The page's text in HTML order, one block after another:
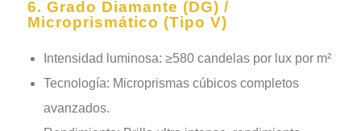
6. Grado Diamante (DG) /
Microprismático (Tipo V)
Intensidad luminosa: ≥580 candelas por lux por m²
Tecnología: Microprismas cúbicos completos
avanzados.